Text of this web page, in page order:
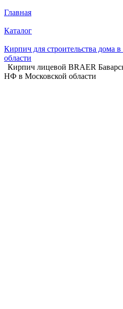
Главная
Каталог
Кирпич для строительства дома
области
Кирпич лицевой BRAER
НФ в Московской области